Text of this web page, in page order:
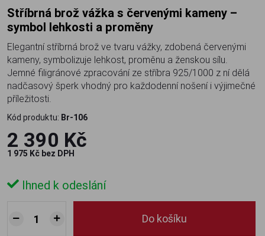
Stříbrná brož vážka s červenými kameny –
symbol lehkosti a proměny
Elegantní stříbrná brož ve tvaru vážky, zdobená červenými
kameny, symbolizuje lehkost, proměnu a ženskou sílu.
Jemné filigránové zpracování ze stříbra 925/1000 z ní dělá
nadčasový šperk vhodný pro každodenní nošení i výjimečné
příležitosti.
Kód produktu: Br-106
2 390 Kč
1 975 Kč bez DPH
Ihned k odeslání
Do košíku